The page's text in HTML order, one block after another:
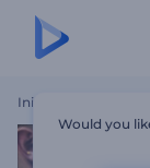
Inicio
Would you